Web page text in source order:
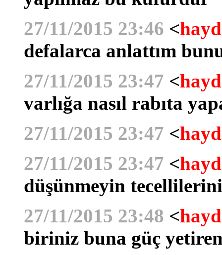
27/11/2015 23:46 <
defalarca anlattım
27/11/2015 23:47 <
varlığa nasıl rabıta
27/11/2015 23:47 <
27/11/2015 23:47 <
düşünmeyin
27/11/2015 23:48 <
biriniz buna güç